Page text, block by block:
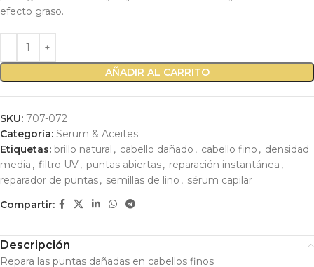
efecto graso.
AÑADIR AL CARRITO
SKU: 707-072
Categoría: Serum & Aceites
Etiquetas: brillo natural , cabello dañado , cabello fino , densidad
media , filtro UV, puntas abiertas, reparación instantánea ,
reparador de puntas, semillas de lino , sérum capilar
Compartir:
Descripción
Repara las puntas dañadas en cabellos finos